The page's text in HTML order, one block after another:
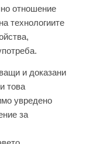
отношение
технологиите
и доказани
това
увредено
за